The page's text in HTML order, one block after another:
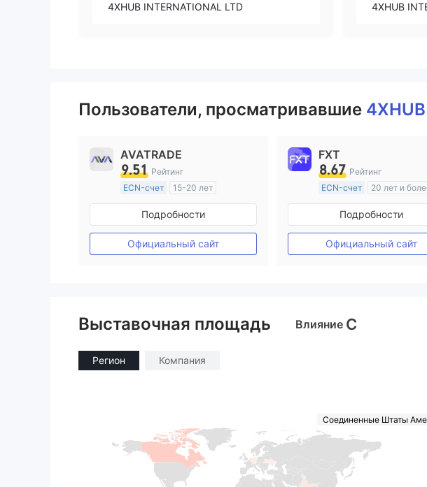
4XHUB INTERNATIONAL LTD 4XHUB
Пользователи, просматривавшие
AVATRADE
9.51 Рейтинг
ECN-счет
15-20 лет
Регулирование в Австралия
Маркет-Мейкинг (MM)
Основной стандарт MT4
Подробности
Официальный сайт
FXT
8.67 Рейтинг
ECN-счет
20 лет и
Регулирование в
Маркет-Мейкинг (MM)
Основной стандарт MT4
Подробности
Официальный сайт
Выставочная площадь Влияние C
Регион Компания
Соединенные Штаты